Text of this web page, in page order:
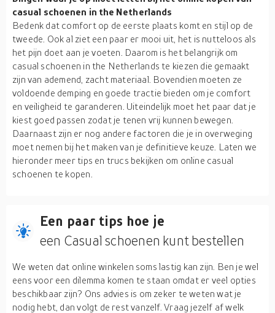
casual schoenen in the Netherlands
Bedenk dat comfort op de eerste plaats komt en stijl op de
tweede. Ook al ziet een paar er mooi uit, het is nutteloos als
het pijn doet aan je voeten. Daarom is het belangrijk om
casual schoenen in the Netherlands te kiezen die gemaakt
zijn van ademend, zacht materiaal. Bovendien moeten ze
voldoende demping en goede tractie bieden om je comfort
en veiligheid te garanderen. Uiteindelijk moet het paar dat je
kiest goed passen zodat je tenen vrij kunnen bewegen.
Daarnaast zijn er nog andere factoren die je in overweging
moet nemen bij het maken van je definitieve keuze. Laten we
hieronder meer tips en trucs bekijken om online casual
schoenen te kopen.
Een paar tips hoe je
een Casual schoenen kunt bestellen
We weten dat online winkelen soms lastig kan zijn. Ben je wel
eens voor een dilemma komen te staan omdat er veel opties
beschikbaar zijn? Ons advies is om zeker te weten wat je
nodig hebt, dan volgt de rest vanzelf. Vraag jezelf af welk